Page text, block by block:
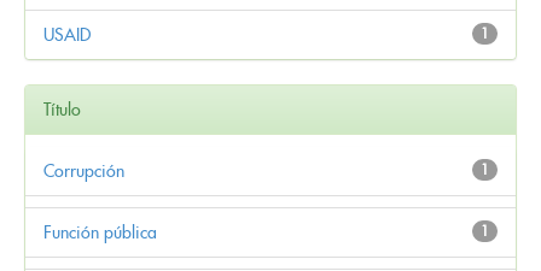
1
USAID
Título
1
Corrupción
1
Función pública